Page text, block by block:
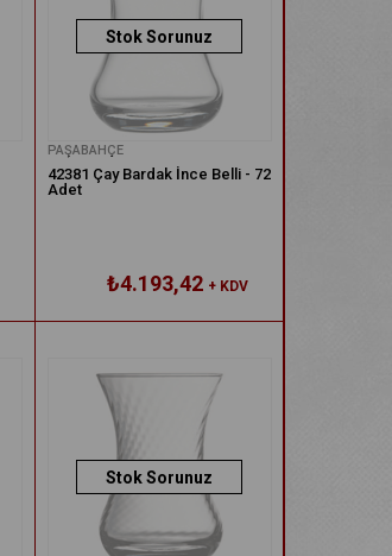
Stok Sorunuz
PAŞABAHÇE
42381 Çay Bardak İnce Belli - 72
Adet
₺4.193,42 + KDV
Stok Sorunuz